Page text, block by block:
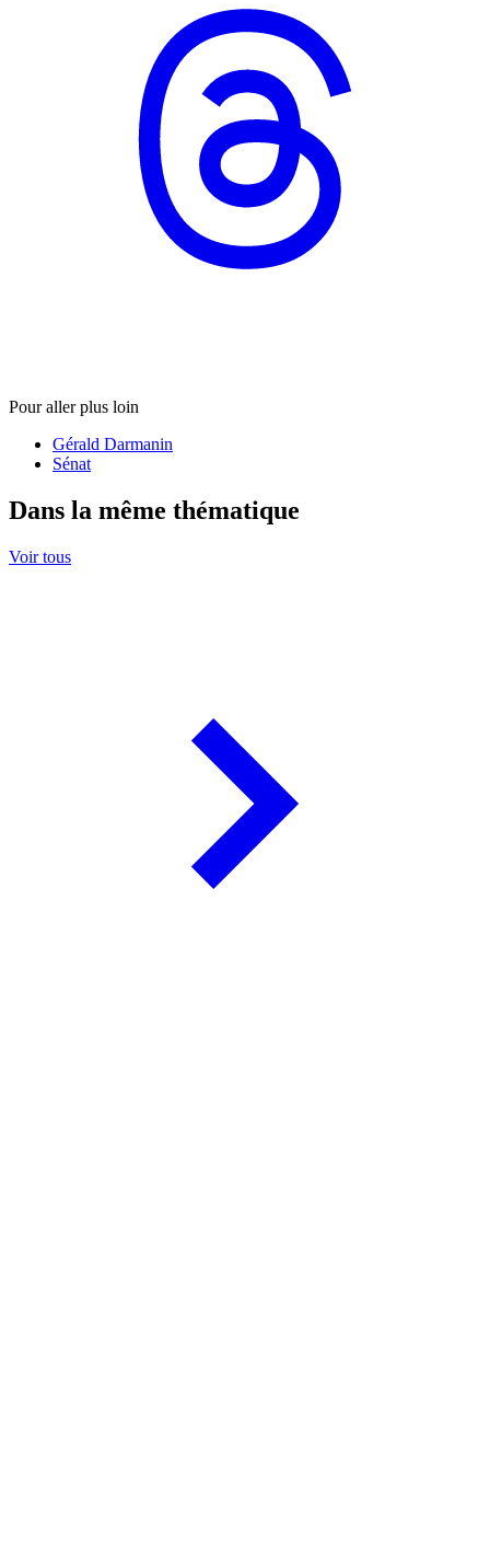
Pour aller plus loin
Gérald Darmanin
Sénat
Dans la même thématique
Voir tous